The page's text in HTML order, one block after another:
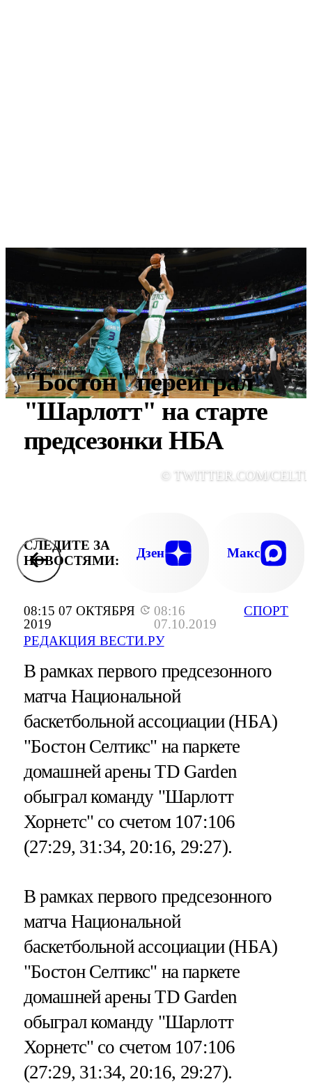
08:15 07 ОКТЯБРЯ
2019
08:16
07.10.2019
РЕДАКЦИЯ ВЕСТИ.РУ
СПОРТ
"Бостон" переиграл
"Шарлотт" на старте
предсезонки НБА
© TWITTER.COM/
СЛЕДИТЕ ЗА
НОВОСТЯМИ:
Дзен Макс
В рамках первого предсезонного
матча Национальной
баскетбольной ассоциации (НБА)
"Бостон Селтикс" на паркете
домашней арены TD Garden
обыграл команду "Шарлотт
Хорнетс" со счетом 107:106
(27:29, 31:34, 20:16, 29:27).
В рамках первого предсезонного
матча Национальной
баскетбольной ассоциации (НБА)
"Бостон Селтикс" на паркете
домашней арены TD Garden
обыграл команду "Шарлотт
Хорнетс" со счетом 107:106
(27:29, 31:34, 20:16, 29:27).